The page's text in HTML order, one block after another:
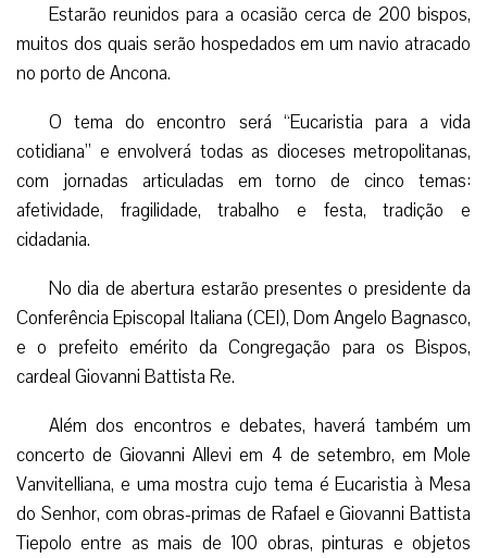
Estarão reunidos para a ocasião cerca de 200 bispos,
muitos dos quais serão hospedados em um navio atracado
no porto de Ancona.
O tema do encontro será “Eucaristia para a vida
cotidiana” e envolverá todas as dioceses metropolitanas,
com jornadas articuladas em torno de cinco temas:
afetividade, fragilidade, trabalho e festa, tradição e
cidadania.
No dia de abertura estarão presentes o presidente da
Conferência Episcopal Italiana (CEI), Dom Angelo Bagnasco,
e o prefeito emérito da Congregação para os Bispos,
cardeal Giovanni Battista Re.
Além dos encontros e debates, haverá também um
concerto de Giovanni Allevi em 4 de setembro, em Mole
Vanvitelliana, e uma mostra cujo tema é Eucaristia à Mesa
do Senhor, com obras-primas de Rafael e Giovanni Battista
Tiepolo entre as mais de 100 obras, pinturas e objetos